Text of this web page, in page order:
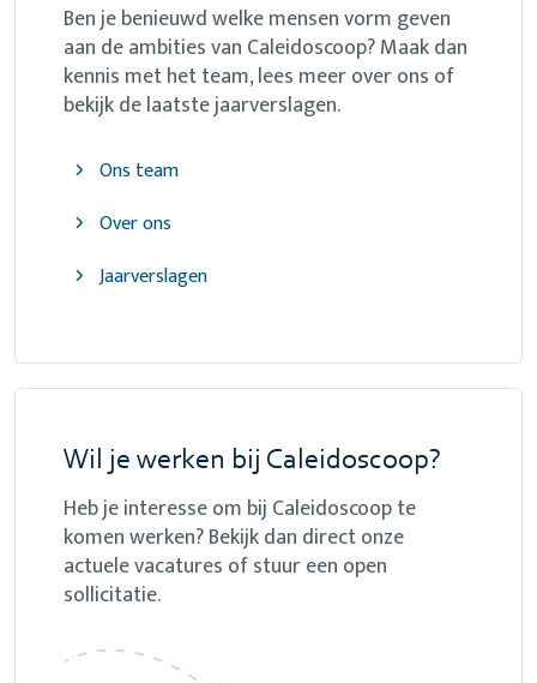
Ben je benieuwd welke mensen vorm geven
aan de ambities van Caleidoscoop? Maak dan
kennis met het team, lees meer over ons of
bekijk de laatste jaarverslagen.
Ons team
Over ons
Jaarverslagen
Wil je werken bij Caleidoscoop?
Heb je interesse om bij Caleidoscoop te
komen werken? Bekijk dan direct onze
actuele vacatures of stuur een open
sollicitatie.